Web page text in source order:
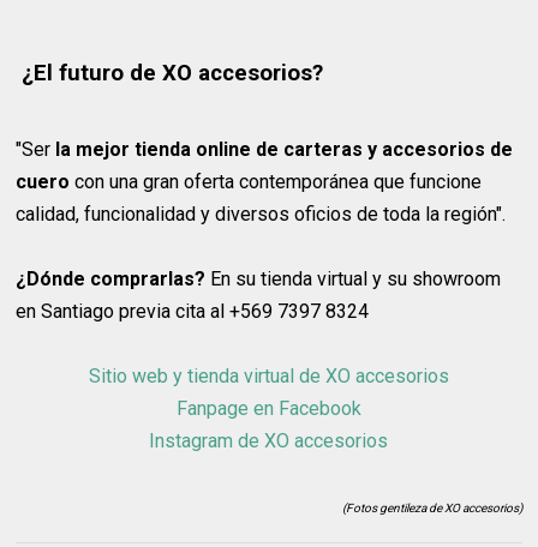
¿El futuro de XO accesorios?
"Ser la mejor tienda online de carteras y accesorios de
cuero con una gran oferta contemporánea que funcione
calidad, funcionalidad y diversos oficios de toda la región".
¿Dónde comprarlas? En su tienda virtual y su showroom
en Santiago previa cita al +569 7397 8324
Sitio web y tienda virtual de XO accesorios
Fanpage en Facebook
Instagram de XO accesorios
(Fotos gentileza de XO accesorios)